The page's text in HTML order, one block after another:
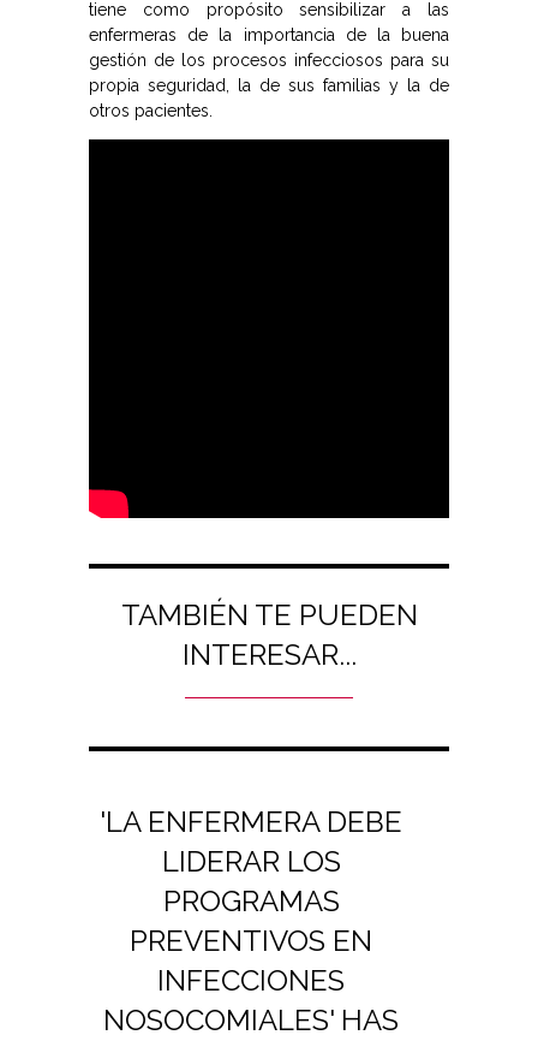
tiene como propósito sensibilizar a las
enfermeras de la importancia de la buena
gestión de los procesos infecciosos para su
propia seguridad, la de sus familias y la de
otros pacientes.
TAMBIÉN TE PUEDEN
INTERESAR...
'LA ENFERMERA DEBE
LIDERAR LOS
PROGRAMAS
PREVENTIVOS EN
INFECCIONES
NOSOCOMIALES' HAS